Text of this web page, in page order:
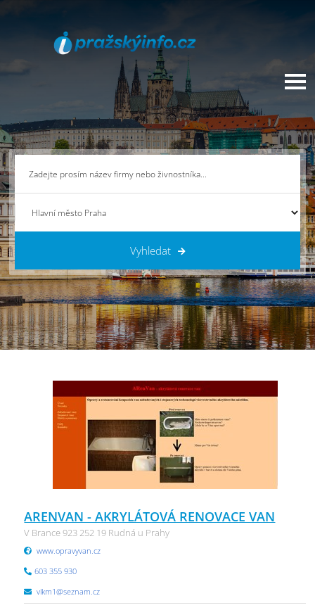
Vyhledat
ARENVAN - AKRYLÁTOVÁ RENOVACE VAN
V Brance 923 252 19 Rudná u Prahy
www.opravyvan.cz
603 355 930
vlkm1@seznam.cz